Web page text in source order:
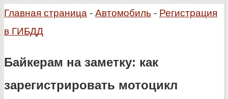
Главная страница - Автомобиль - Регистрация
в ГИБДД
Байкерам на заметку: как
зарегистрировать мотоцикл